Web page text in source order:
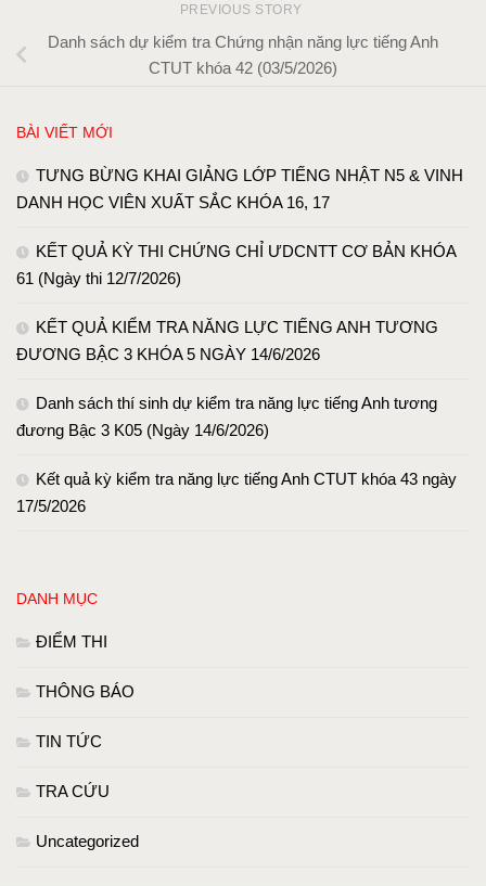
PREVIOUS STORY
Danh sách dự kiểm tra Chứng nhận năng lực tiếng Anh
CTUT khóa 42 (03/5/2026)
BÀI VIẾT MỚI
TƯNG BỪNG KHAI GIẢNG LỚP TIẾNG NHẬT N5 & VINH
DANH HỌC VIÊN XUẤT SẮC KHÓA 16, 17
KẾT QUẢ KỲ THI CHỨNG CHỈ ƯDCNTT CƠ BẢN KHÓA
61 (Ngày thi 12/7/2026)
KẾT QUẢ KIỂM TRA NĂNG LỰC TIẾNG ANH TƯƠNG
ĐƯƠNG BẬC 3 KHÓA 5 NGÀY 14/6/2026
Danh sách thí sinh dự kiểm tra năng lực tiếng Anh tương
đương Bậc 3 K05 (Ngày 14/6/2026)
Kết quả kỳ kiểm tra năng lực tiếng Anh CTUT khóa 43 ngày
17/5/2026
DANH MỤC
ĐIỂM THI
THÔNG BÁO
TIN TỨC
TRA CỨU
Uncategorized